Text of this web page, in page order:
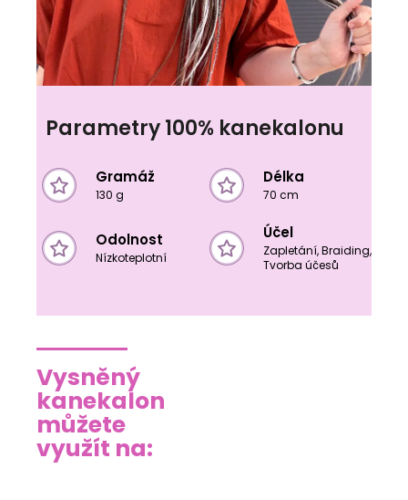
Parametry 100% kanekalonu
Gramáž
130 g
Délka
70 cm
Odolnost
Nízkoteplotní
Účel
Zapletání, Braiding,
Tvorba účesů
Vysněný
kanekalon
můžete
využít na: